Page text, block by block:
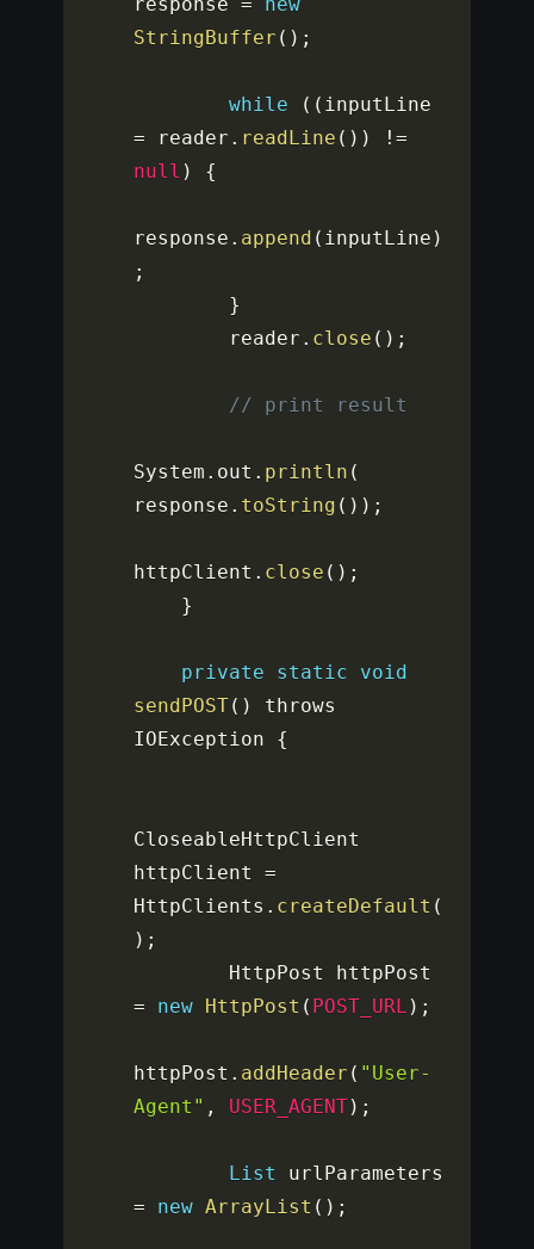
StringBuffer ( ) ;
while ( (
= reader . readLine ( ) )
!=
null ) {
response . append ( inputLine )
;
}
        reader
. close ( ) ;
// print result
System . out . println (
response . toString ( ) ) ;
httpClient . close ( ) ;
}
private static
void
sendPOST( )
throws
IOException {
CloseableHttpClient
httpClient =
HttpClients . createDefault (
) ;
=
new HttpPost ( POST_URL ) ;
httpPost . addHeader ( "User-
Agent" , USER_AGENT) ;
List
=
new ArrayList ( ) ;